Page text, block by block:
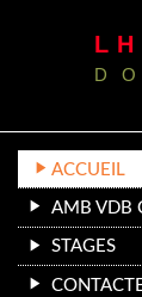
ACCUEIL
AMB VDB
STAGES